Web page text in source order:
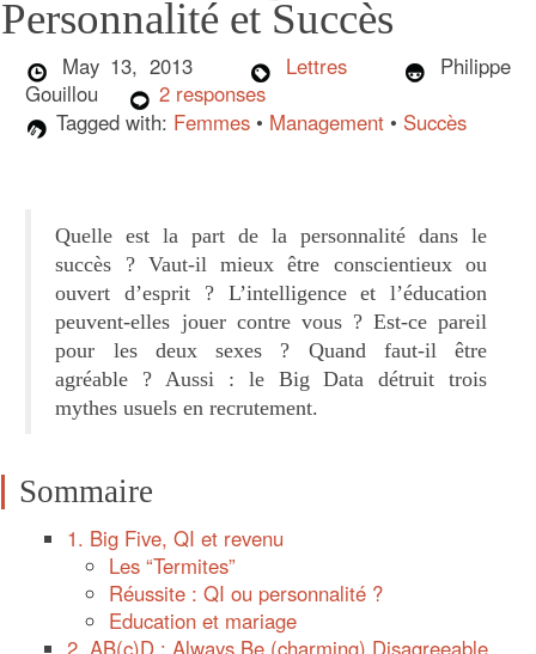
Personnalité et Succès
May 13, 2013 Lettres
Philippe
Gouillou
2 responses
Tagged with: Femmes • Management • Succès
Quelle est la part de la personnalité dans le
succès ? Vaut-il mieux être conscientieux ou
ouvert d’esprit ? L’intelligence et l’éducation
peuvent-elles jouer contre vous ? Est-ce pareil
pour les deux sexes ? Quand faut-il être
agréable ? Aussi : le Big Data détruit trois
mythes usuels en recrutement.
Sommaire
1. Big Five, QI et revenu
Les “Termites”
Réussite : QI ou personnalité ?
Education et mariage
2. AB(c)D : Always Be (charming) Disagreeable